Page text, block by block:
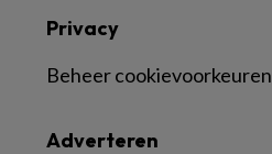
Adverteren
Privacy
Beheer cookievoorkeuren